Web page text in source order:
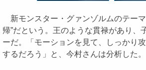
新モンスター・グァンゾルムのテーマ
帰”だという。王のような貫禄があり、
ーだ。「モーションを見て、しっかり
するだろう」と、今村さんは分析した。